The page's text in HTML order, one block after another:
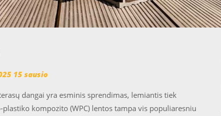
15 sausio
dangai yra esminis sprendimas, lemiantis tiek
kompozito (WPC) lentos tampa vis populiaresniu